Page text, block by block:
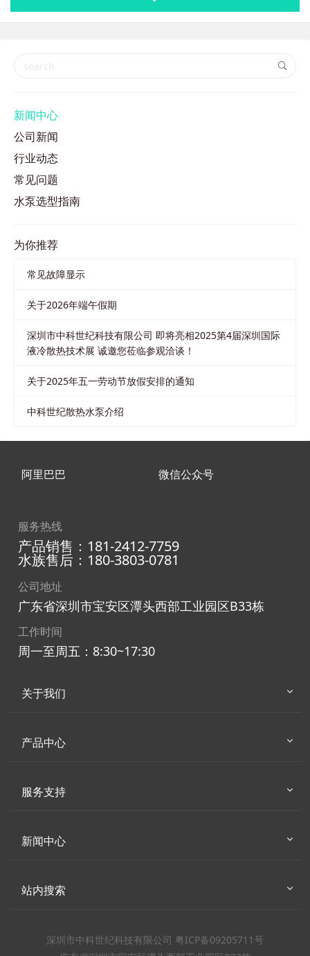
新闻中心
公司新闻
行业动态
常见问题
水泵选型指南
为你推荐
常见故障显示
关于2026年端午假期
深圳市中科世纪科技有限公司 即将亮相2025第4届深圳国际
液冷散热技术展 诚邀您莅临参观洽谈！
关于2025年五一劳动节放假安排的通知
中科世纪散热水泵介绍
阿里巴巴 微信公众号
服务热线
产品销售：181-2412-7759
水族售后：180-3803-0781
公司地址
广东省深圳市宝安区潭头西部工业园区B33栋
工作时间
周一至周五：8:30~17:30
关于我们
产品中心
服务支持
新闻中心
站内搜索
深圳市中科世纪科技有限公司 粤ICP备09205711号